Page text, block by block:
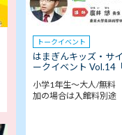
トークイベント
はまぎんキッズ・サ
ークイベント Vol.14
小学1年生～大人/無
加の場合は入館料別途